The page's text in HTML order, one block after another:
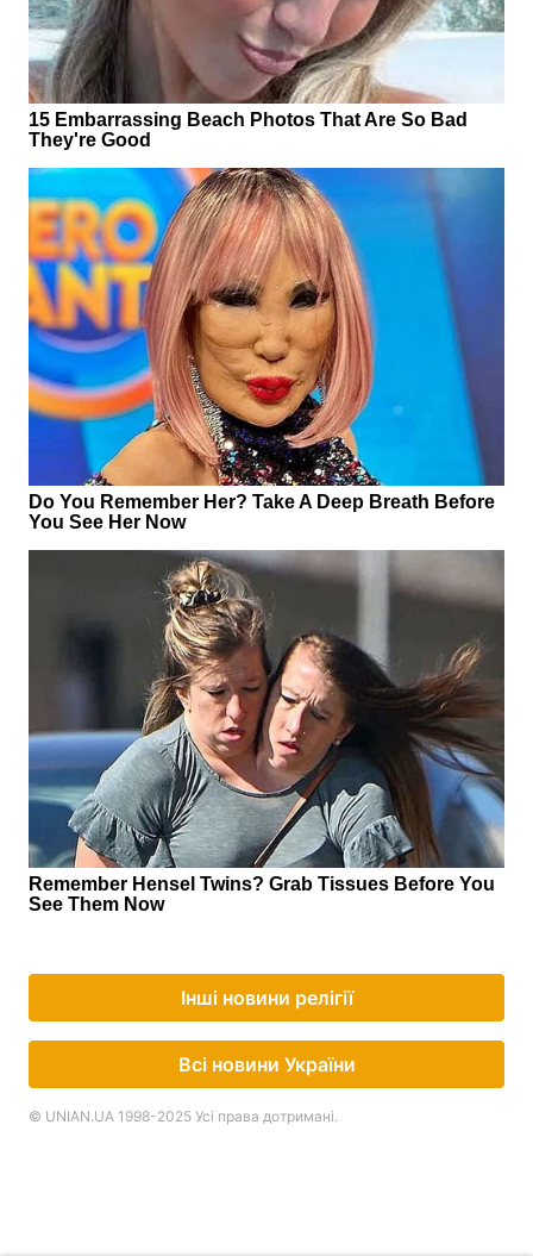
Інші новини релігії
Всі новини України
© UNIAN.UA 1998-2025 Усі права дотримані.